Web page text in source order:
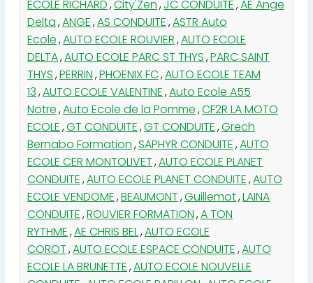
ECOLE RICHARD,City'Zen,JC CONDUITE,AE Ange
Delta,ANGE,AS CONDUITE,ASTR Auto
Ecole,AUTO ECOLE ROUVIER,AUTO ECOLE
DELTA,AUTO ECOLE PARC ST THYS,PARC SAINT
THYS,PERRIN,PHOENIX FC,AUTO ECOLE TEAM
13,AUTO ECOLE VALENTINE,Auto Ecole A55
Notre,Auto Ecole de la Pomme,CF2R LA MOTO
ECOLE,GT CONDUITE,GT CONDUITE,Grech
Bernabo Formation,SAPHYR CONDUITE,AUTO
ECOLE CER MONTOLIVET,AUTO ECOLE PLANET
CONDUITE,AUTO ECOLE PLANET CONDUITE,AUTO
ECOLE VENDOME,BEAUMONT,Guillemot,LAINA
CONDUITE,ROUVIER FORMATION,A TON
RYTHME,AE CHRIS BEL,AUTO ECOLE
COROT,AUTO ECOLE ESPACE CONDUITE,AUTO
ECOLE LA BRUNETTE,AUTO ECOLE NOUVELLE